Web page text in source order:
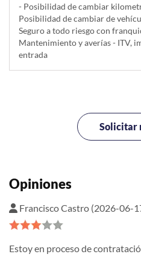
- Posibilidad de cambiar
Posibilidad de cambiar de
Seguro a todo riesgo con
Mantenimiento y averías - ITV,
entrada
Solicitar
Opiniones
Francisco Castro (2026-06-
Estoy en proceso de